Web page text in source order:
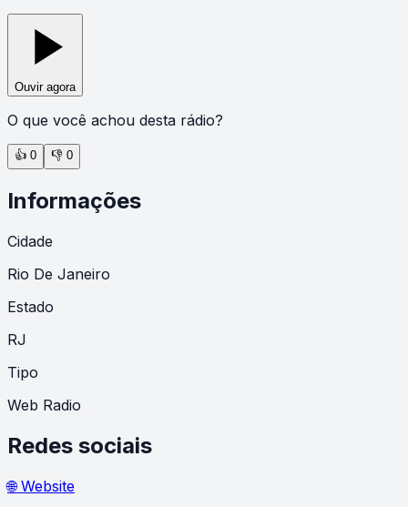
Ouvir agora
O que você achou desta rádio?
👍 0 👎 0
Informações
Cidade
Rio De Janeiro
Estado
RJ
Tipo
Web Radio
Redes sociais
🌐 Website